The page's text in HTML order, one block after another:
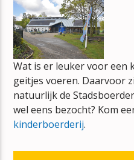
BECAUSE
NOVASTAR
mz-radio
Wat is er leuker voor een
geitjes voeren. Daarvoor
natuurlijk de
wel eens bezocht? Kom
kinderboerderij.